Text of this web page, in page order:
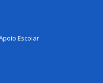
Escolar